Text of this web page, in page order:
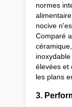
normes
nocive
Comparé
élevées et
les plans
3.